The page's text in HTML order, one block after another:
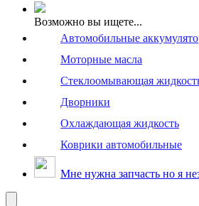
Возможно вы ищете...
Автомобильные
Моторные масла
Стеклоомывающая
Дворники
Охлаждающая жидкость
Коврики автомобильные
Мне нужна запчасть но я